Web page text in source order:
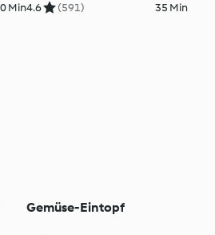
Min4.6 (591) 35 Min
Gemüse-Eintopf